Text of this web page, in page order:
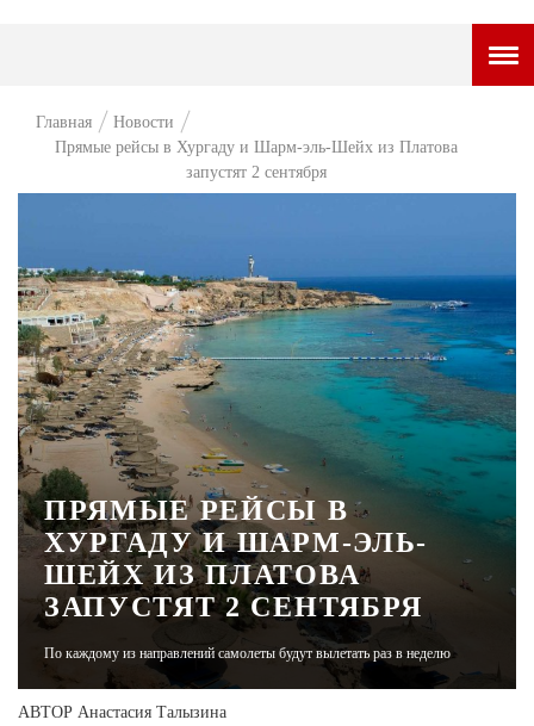
НОВОСТИ
ТАМ И ТУТ
СТИЛЬ ЖИЗНИ
ХАЙП
ЧЕЛОВЕК ОСОБЕННЫЙ
КУЛЬТ ЕДЫ
АФИША
ЖУРНАЛ
Главная
Новости
Прямые рейсы в Хургаду и Шарм-эль-Шейх из Платова
запустят 2 сентября
ПРЯМЫЕ РЕЙСЫ В
ХУРГАДУ И ШАРМ-ЭЛЬ-
ШЕЙХ ИЗ ПЛАТОВА
ЗАПУСТЯТ 2 СЕНТЯБРЯ
По каждому из направлений самолеты будут вылетать раз в неделю
АВТОР Анастасия Талызина